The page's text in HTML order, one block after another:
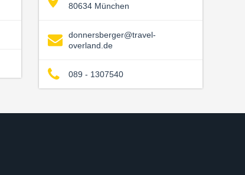
80634 München
donnersberger@travel-
overland.de
089 - 1307540